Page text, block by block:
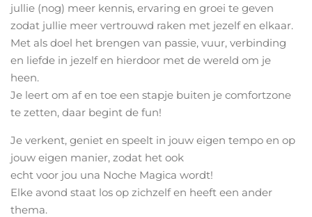
jullie (nog) meer kennis, ervaring en groei te geven
zodat jullie meer vertrouwd raken met jezelf en elkaar.
Met als doel het brengen van passie, vuur, verbinding
en liefde in jezelf en hierdoor met de wereld om je
heen.
Je leert om af en toe een stapje buiten je comfortzone
te zetten, daar begint de fun!
Je verkent, geniet en speelt in jouw eigen tempo en op
jouw eigen manier, zodat het ook
echt voor jou una Noche Magica wordt!
Elke avond staat los op zichzelf en heeft een ander
thema.